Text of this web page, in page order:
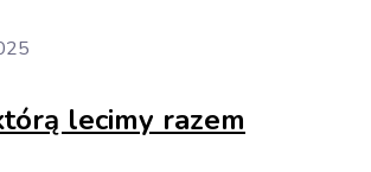
lecimy razem